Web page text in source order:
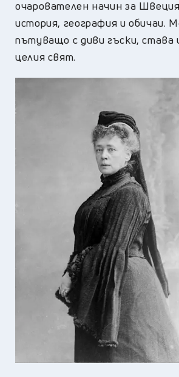
очарователен начин за
история, география и обичаи.
пътуващо с диви гъски, става
целия свят.